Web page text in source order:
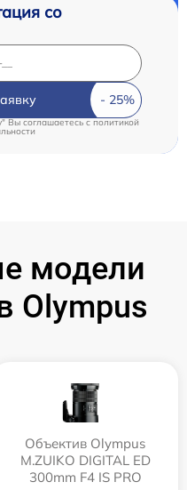
со
Вы соглашаетесь cполитикой
модели
Olympus
Объектив Olympus
M.ZUIKO DIGITAL ED
300mm F4 IS PRO